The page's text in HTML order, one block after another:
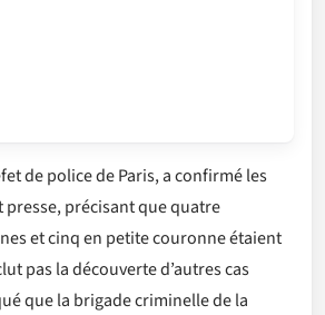
de police de Paris, a confirmé les
presse, précisant que quatre
et cinq en petite couronne étaient
pas la découverte d’autres cas
que la brigade criminelle de la